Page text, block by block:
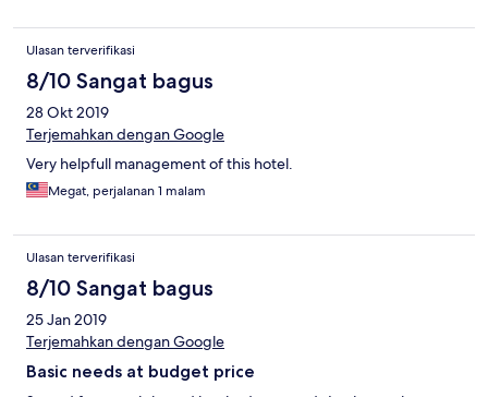
Ulasan terverifikasi
8/10 Sangat bagus
28 Okt 2019
Terjemahkan dengan Google
Very helpfull management of this hotel.
Megat, perjalanan 1 malam
Ulasan terverifikasi
8/10 Sangat bagus
25 Jan 2019
Terjemahkan dengan Google
Basic needs at budget price